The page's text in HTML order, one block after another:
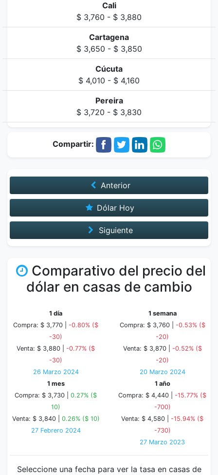
Cali
$ 3,760 - $ 3,880
Cartagena
$ 3,650 - $ 3,850
Cúcuta
$ 4,010 - $ 4,160
Pereira
$ 3,720 - $ 3,830
Compartir:
Anterior
Dólar Hoy
Siguiente
Comparativo del precio del
dólar en casas de cambio
1 día
Compra: $ 3,770 | -0.80% ($
-30)
Venta: $ 3,880 | -0.77% ($
-30)
26 Marzo 2024
1 semana
Compra: $ 3,760 | -0.53% ($
-20)
Venta: $ 3,870 | -0.52% ($
-20)
20 Marzo 2024
1 mes
Compra: $ 3,730 | 0.27% ($
10)
Venta: $ 3,840 | 0.26% ($ 10)
27 Febrero 2024
1 año
Compra: $ 4,440 | -15.77% ($
-700)
Venta: $ 4,580 | -15.94% ($
-730)
27 Marzo 2023
Seleccione una fecha para ver la tasa en casas de